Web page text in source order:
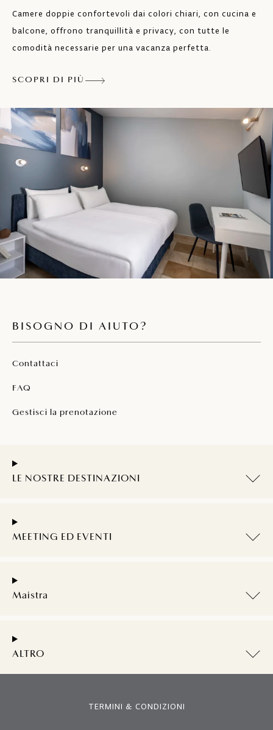
Cassaforte
Terrazza o balcone
Linea telefonica diretta
Rilevatore fumo
Chiave a scheda
Camere doppie confortevoli dai colori chiari, con cucina e
balcone, offrono tranquillità e privacy, con tutte le
comodità necessarie per una vacanza perfetta.
SCOPRI DI PIÙ
BISOGNO DI AIUTO?
Contattaci
FAQ
Gestisci la prenotazione
LE NOSTRE DESTINAZIONI
MEETING ED EVENTI
Maistra
ALTRO
TERMINI & CONDIZIONI